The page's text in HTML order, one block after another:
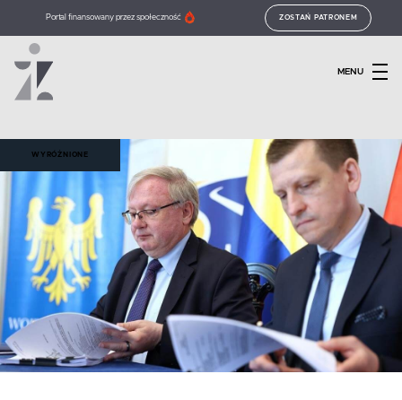
Portal finansowany przez społeczność ZOSTAŃ PATRONEM
MENU
WYRÓŻNIONE